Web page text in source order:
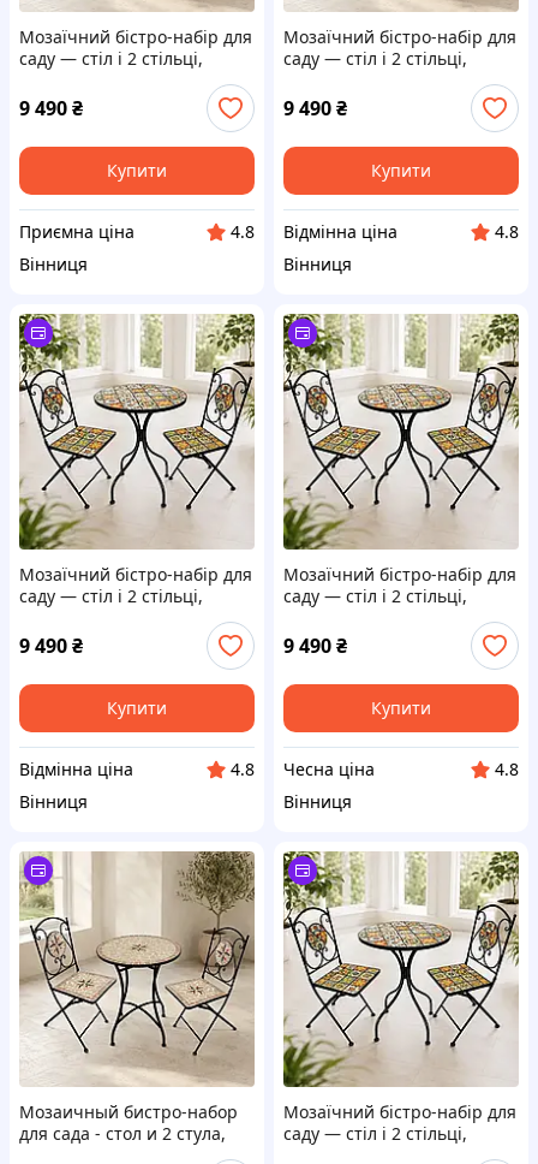
Мозаїчний бістро-набір для
саду — стіл і 2 стільці,
мозаїка Зірка/Компас Гранд
Презент GP2753
9 490₴
Купити
Приємна ціна
4.8
Вінниця
Мозаїчний бістро-набір для
саду — стіл і 2 стільці,
мозаїка Зірка/Компас Гранд
Презент GP2753
9 490₴
Купити
Відмінна ціна
4.8
Вінниця
Мозаїчний бістро-набір для
саду — стіл і 2 стільці,
Презент GP0326
9 490₴
Купити
Відмінна ціна
4.8
Вінниця
Мозаїчний бістро-набір для
саду — стіл і 2 стільці,
Презент GP0326
9 490₴
Купити
Чесна ціна
4.8
Вінниця
Мозаичный бистро-набор
для сада - стол и 2 стула,
Мозаїчний бістро-набір для
саду — стіл і 2 стільці,